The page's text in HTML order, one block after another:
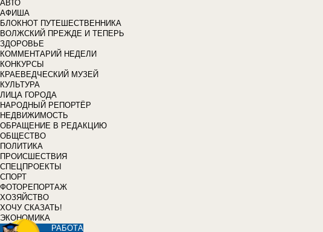
АВТО
АФИША
БЛОКНОТ ПУТЕШЕСТВЕННИКА
ВОЛЖСКИЙ ПРЕЖДЕ И ТЕПЕРЬ
ЗДОРОВЬЕ
КОММЕНТАРИЙ НЕДЕЛИ
КОНКУРСЫ
КРАЕВЕДЧЕСКИЙ МУЗЕЙ
КУЛЬТУРА
ЛИЦА ГОРОДА
НАРОДНЫЙ РЕПОРТЁР
НЕДВИЖИМОСТЬ
ОБРАЩЕНИЕ В РЕДАКЦИЮ
ОБЩЕСТВО
ПОЛИТИКА
ПРОИСШЕСТВИЯ
СПЕЦПРОЕКТЫ
СПОРТ
ФОТОРЕПОРТАЖ
ХОЗЯЙСТВО
ХОЧУ СКАЗАТЬ!
ЭКОНОМИКА
РАБОТА